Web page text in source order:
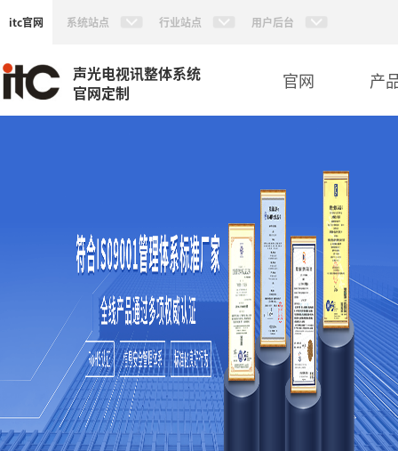
itc官网 系统站点 行业站点 用户后台
声光电视讯整体系统
官网定制
官网 产